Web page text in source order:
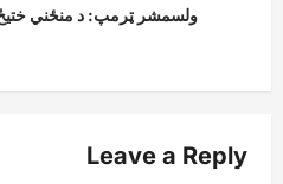
v
g
ولسمشر ټرمپ: د منځني ختیځ
Leave a Reply